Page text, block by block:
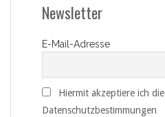
Newsletter
E-Mail-Adresse
Hiermit akzeptiere ich die
Datenschutzbestimmungen